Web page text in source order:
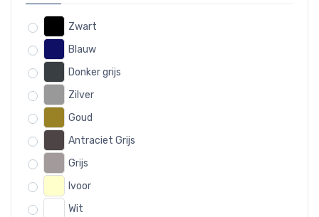
Zwart
Blauw
Donker grijs
Zilver
Goud
Antraciet Grijs
Grijs
Ivoor
Wit